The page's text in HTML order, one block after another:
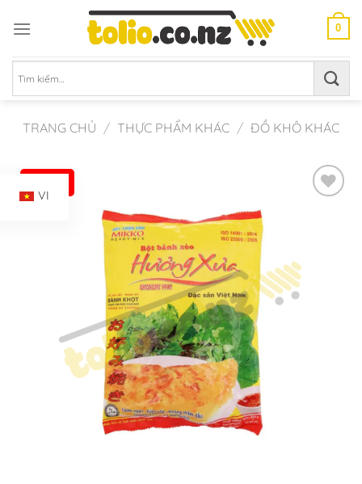
đến
0
kiếm:
TRANG CHỦ / THỰC PHẨM KHÁC / ĐỒ KHÔ KHÁC
VI